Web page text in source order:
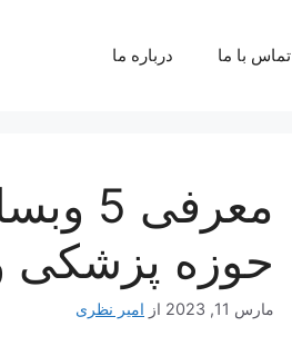
تماس با ما درباره ما
حوزه پزشکی
مارس 11, 2023 از امیر نظری